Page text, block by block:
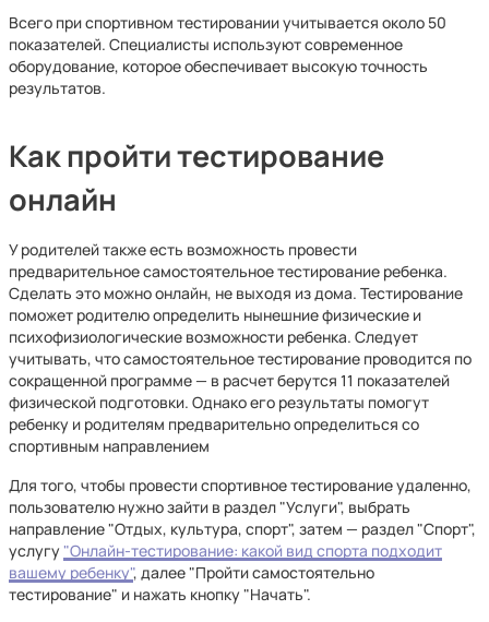
Всего при спортивном тестировании учитывается около 50
показателей. Специалисты используют современное
оборудование, которое обеспечивает высокую точность
результатов.
Как пройти тестирование
онлайн
У родителей также есть возможность провести
предварительное самостоятельное тестирование ребенка.
Сделать это можно онлайн, не выходя из дома. Тестирование
поможет родителю определить нынешние физические и
психофизиологические возможности ребенка. Следует
учитывать, что самостоятельное тестирование проводится по
сокращенной программе — в расчет берутся 11 показателей
физической подготовки. Однако его результаты помогут
ребенку и родителям предварительно определиться со
спортивным направлением
Для того, чтобы провести спортивное тестирование удаленно,
пользователю нужно зайти в раздел "Услуги", выбрать
направление "Отдых, культура, спорт", затем — раздел "Спорт",
услугу "Онлайн-тестирование: какой вид спорта подходит
вашему ребенку", далее "Пройти самостоятельно
тестирование" и нажать кнопку "Начать".